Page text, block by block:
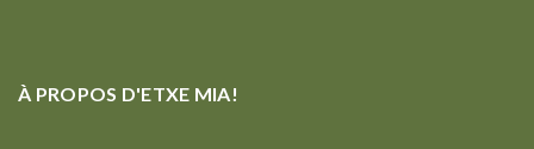
À PROPOS D'ETXE MIA!